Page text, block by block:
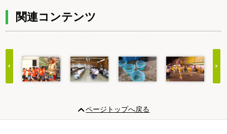
関連コンテンツ
20
ページトップへ戻る